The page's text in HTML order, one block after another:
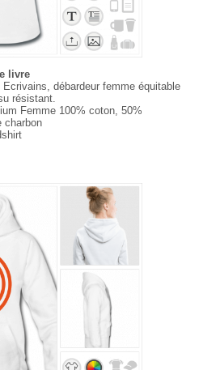
livre
débardeur femme équitable
résistant.
Femme 100% coton, 50%
charbon